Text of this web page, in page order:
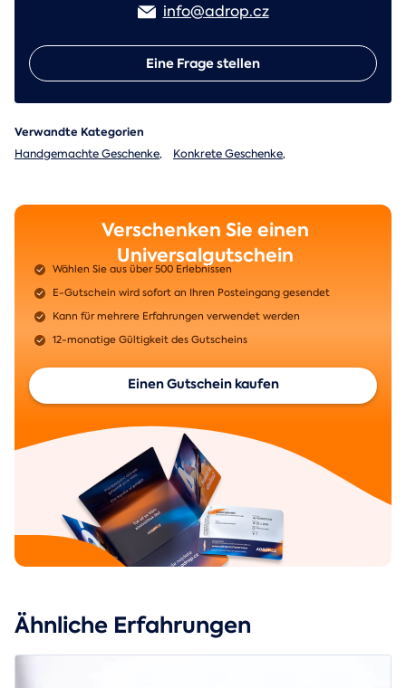
info@adrop.cz
Eine Frage stellen
Verwandte Kategorien
Handgemachte Geschenke, Konkrete Geschenke,
Verschenken Sie einen
Universalgutschein
Wählen Sie aus über 500 Erlebnissen
E-Gutschein wird sofort an Ihren Posteingang gesendet
Kann für mehrere Erfahrungen verwendet werden
12-monatige Gültigkeit des Gutscheins
Einen Gutschein kaufen
Ähnliche Erfahrungen